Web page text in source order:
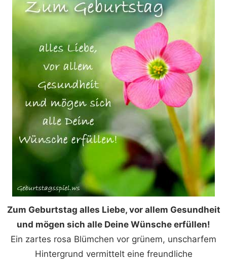
Zum Geburtstag alles Liebe, vor allem Gesundheit
und mögen sich alle Deine Wünsche erfüllen!
Ein zartes rosa Blümchen vor grünem, unscharfem
Hintergrund vermittelt eine freundliche